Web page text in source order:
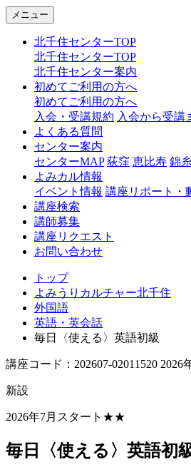
メニュー
北千住センターTOP
北千住センターTOP
北千住センター案内
初めてご利用の方へ
初めてご利用の方へ
入会・受講規約 入会から受講
よくある質問
センター案内
センターMAP 荻窪 恵比寿 錦
よみカル情報
イベント情報 講座リポート・
講座検索
講師募集
講座リクエスト
お問い合わせ
トップ
よみうりカルチャー北千住
外国語
英語・英会話
毎日〈使える〉英語初級
講座コード：202607-02011520 2026
新設
2026年7月スタート★★
毎日〈使える〉英語初